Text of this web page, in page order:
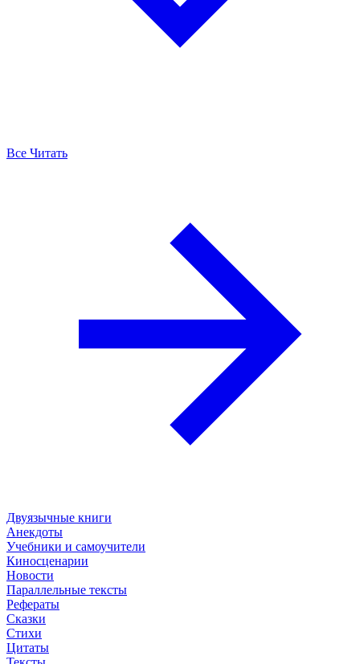
Все Читать
Двуязычные книги
Анекдоты
Учебники и самоучители
Киносценарии
Новости
Параллельные тексты
Рефераты
Сказки
Стихи
Цитаты